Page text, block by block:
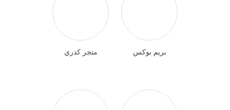
بريم بوكس متجر كدري